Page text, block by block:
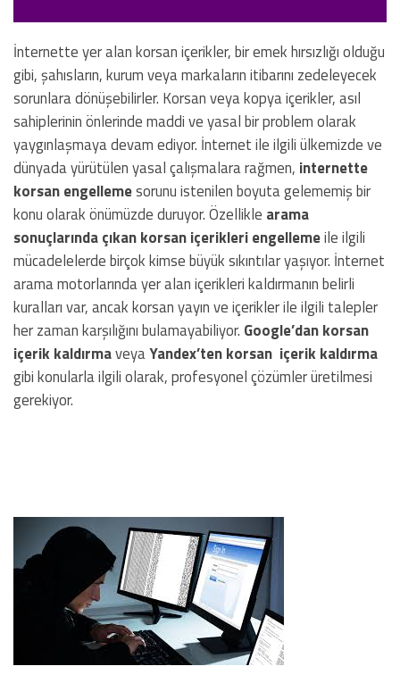
İnternette yer alan korsan içerikler, bir emek hırsızlığı olduğu
gibi, şahısların, kurum veya markaların itibarını zedeleyecek
sorunlara dönüşebilirler. Korsan veya kopya içerikler, asıl
sahiplerinin önlerinde maddi ve yasal bir problem olarak
yaygınlaşmaya devam ediyor. İnternet ile ilgili ülkemizde ve
dünyada yürütülen yasal çalışmalara rağmen, internette
korsan engellemesorunu istenilen boyuta gelememiş bir
konu olarak önümüzde duruyor. Özellikle arama
sonuçlarında çıkan korsan içerikleri engellemeile ilgili
mücadelelerde birçok kimse büyük sıkıntılar yaşıyor. İnternet
arama motorlarında yer alan içerikleri kaldırmanın belirli
kuralları var, ancak korsan yayın ve içerikler ile ilgili talepler
her zaman karşılığını bulamayabiliyor. Google’dan korsan
içerik kaldırmaveyaYandex’ten korsan içerik kaldırma
gibi konularla ilgili olarak, profesyonel çözümler üretilmesi
gerekiyor.